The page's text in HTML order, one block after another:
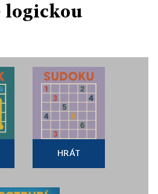
logickou
HRÁT